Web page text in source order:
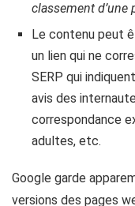
classement d’une
Le contenu peut
un lien qui ne
SERP qui
avis des
correspondance
adultes, etc.
Google garde
versions des pages